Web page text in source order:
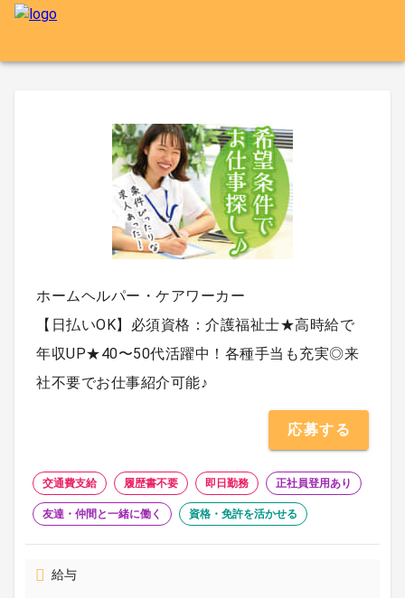
ホームヘルパー・ケアワーカー
【日払いOK】必須資格：介護福祉士★高時給で
年収UP★40〜50代活躍中！各種手当も充実◎来
社不要でお仕事紹介可能♪
応募する
交通費支給 履歴書不要 即日勤務 正社員登用あり
友達・仲間と一緒に働く 資格・免許を活かせる
給与